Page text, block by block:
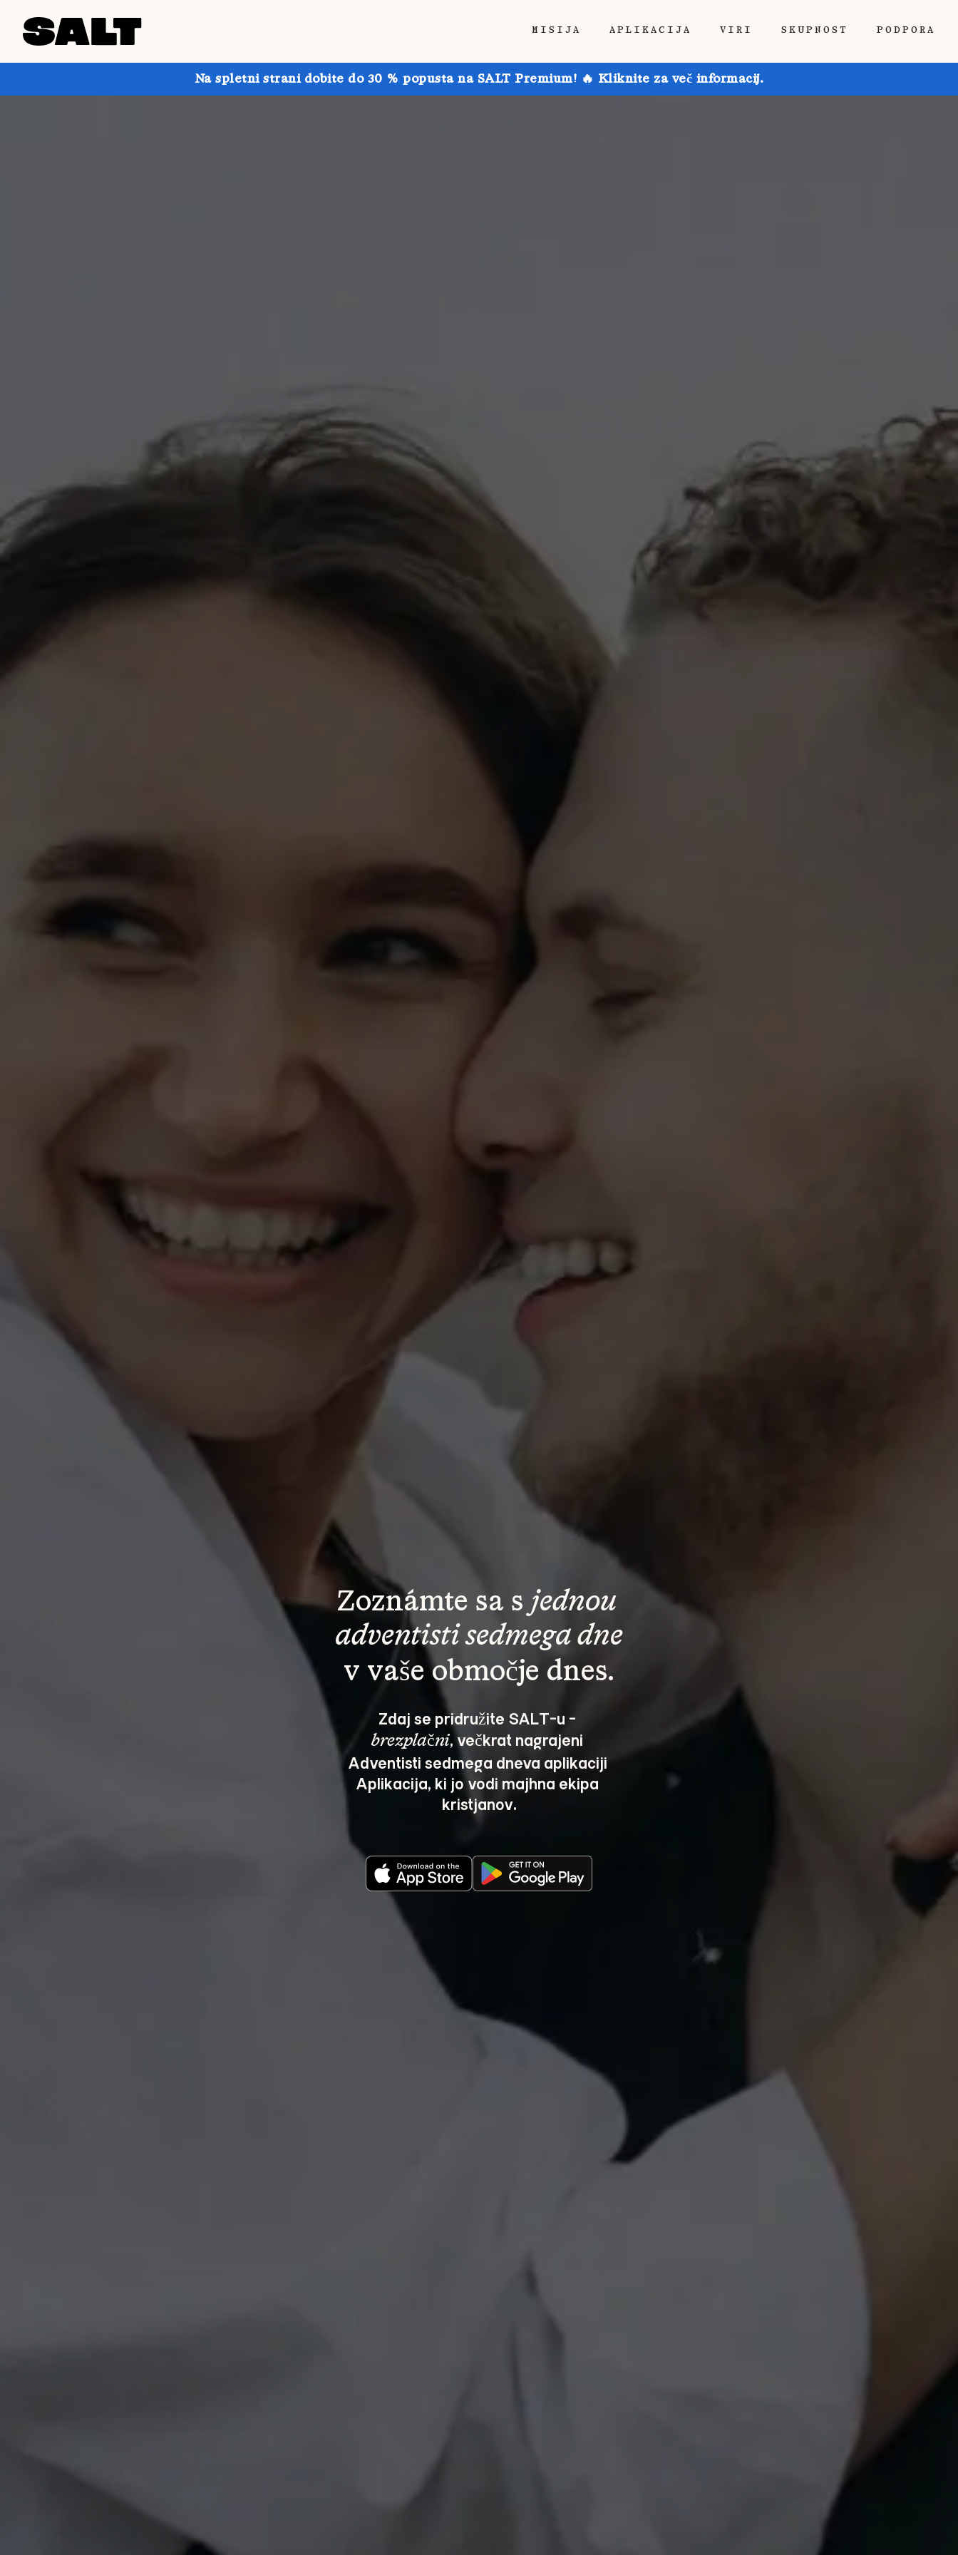
MISIJA APLIKACIJA VIRI SKUPNOST PODPORA
Na spletni strani dobite do 30 % popusta na SALT Premium! 🔥 Kliknite za več informacij.
Zoznámte sa s jednou
adventisti sedmega dne
v vaše območje dnes.
Zdaj se pridružite SALT-u -
brezplačni, večkrat nagrajeni
Adventisti sedmega dneva aplikaciji
Aplikacija, ki jo vodi majhna ekipa
kristjanov.